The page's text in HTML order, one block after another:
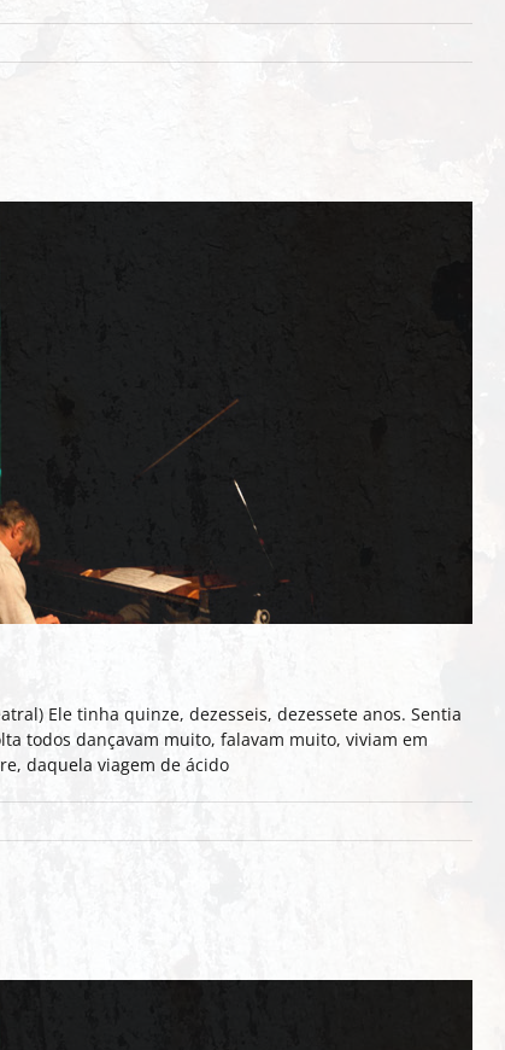
Ele tinha quinze, dezesseis, dezessete anos. Sentia
todos dançavam muito, falavam muito, viviam em
daquela viagem de ácido